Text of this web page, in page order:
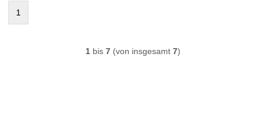
1
1 bis 7 (von insgesamt 7)